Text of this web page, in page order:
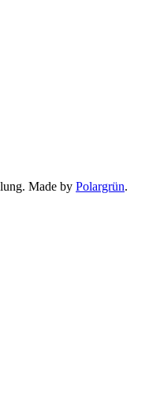
Made by Polargrün.